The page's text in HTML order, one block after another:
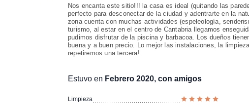
Nos encanta este sitio!!! la casa es ideal (quitando las
perfecto para desconectar de la ciudad y adentrarte en la
zona cuenta con muchas actividades (espeleología,
turismo, al estar en el centro de Cantabria llegamos
pudimos disfrutar de la piscina y barbacoa. Los dueños
buena y a buen precio. Lo mejor las instalaciones, la
repetiremos una tercera!
Estuvo en Febrero 2020, con amigos
Limpieza